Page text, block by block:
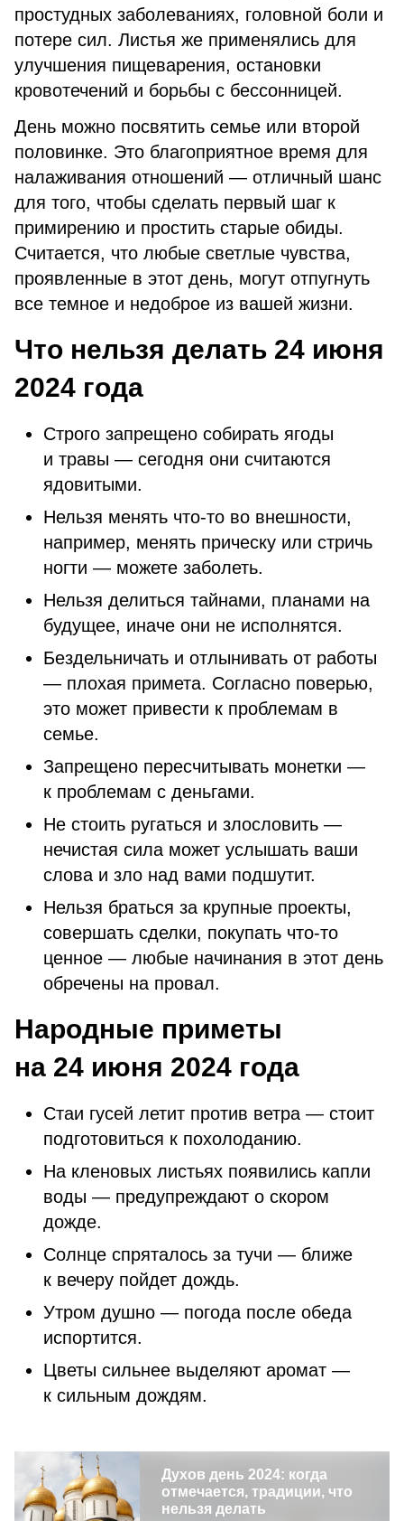
простудных заболеваниях, головной боли и
потере сил. Листья же применялись для
улучшения пищеварения, остановки
кровотечений и борьбы с бессонницей.
День можно посвятить семье или второй
половинке. Это благоприятное время для
налаживания отношений — отличный шанс
для того, чтобы сделать первый шаг к
примирению и простить старые обиды.
Считается, что любые светлые чувства,
проявленные в этот день, могут отпугнуть
все темное и недоброе из вашей жизни.
Что нельзя делать 24 июня
2024 года
Строго запрещено собирать ягоды
и травы — сегодня они считаются
ядовитыми.
Нельзя менять что-то во внешности,
например, менять прическу или стричь
ногти — можете заболеть.
Нельзя делиться тайнами, планами на
будущее, иначе они не исполнятся.
Бездельничать и отлынивать от работы
— плохая примета. Согласно поверью,
это может привести к проблемам в
семье.
Запрещено пересчитывать монетки —
к проблемам с деньгами.
Не стоить ругаться и злословить —
нечистая сила может услышать ваши
слова и зло над вами подшутит.
Нельзя браться за крупные проекты,
совершать сделки, покупать что-то
ценное — любые начинания в этот день
обречены на провал.
Народные приметы
на 24 июня 2024 года
Стаи гусей летит против ветра — стоит
подготовиться к похолоданию.
На кленовых листьях появились капли
воды — предупреждают о скором
дожде.
Солнце спряталось за тучи — ближе
к вечеру пойдет дождь.
Утром душно — погода после обеда
испортится.
Цветы сильнее выделяют аромат —
к сильным дождям.
Духов день 2024: когда
отмечается, традиции, что
нельзя делать